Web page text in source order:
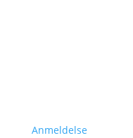
Anmeldelse